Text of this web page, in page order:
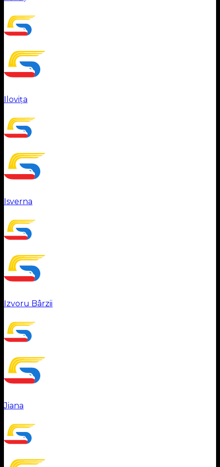
Ilovița
Isverna
Izvoru Bârzii
Jiana